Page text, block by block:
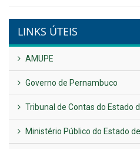
UTILIDADE PÚBLICA
Previous